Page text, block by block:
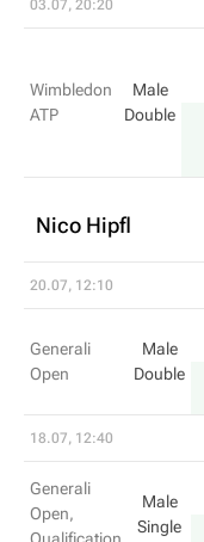
03.07, 20:20
Wimbledon
ATP
Male
Double
Nico Hipfl
20.07, 12:10
Generali
Open
Male
Double
18.07, 12:40
Generali
Open,
Male
Single